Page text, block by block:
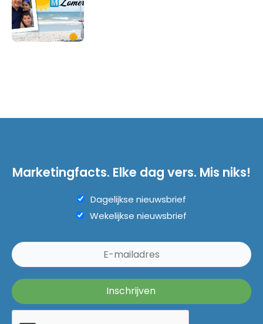
Marketingfacts. Elke dag vers. Mis niks!
Dagelijkse nieuwsbrief
Wekelijkse nieuwsbrief